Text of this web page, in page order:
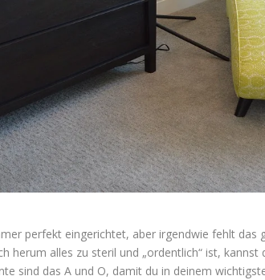
perfekt eingerichtet, aber irgendwie fehlt das
herum alles zu steril und „ordentlich“ ist,
sind das A und O, damit du in deinem